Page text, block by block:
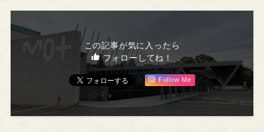
この記事が気に入ったら
フォローしてね！
Follow Me